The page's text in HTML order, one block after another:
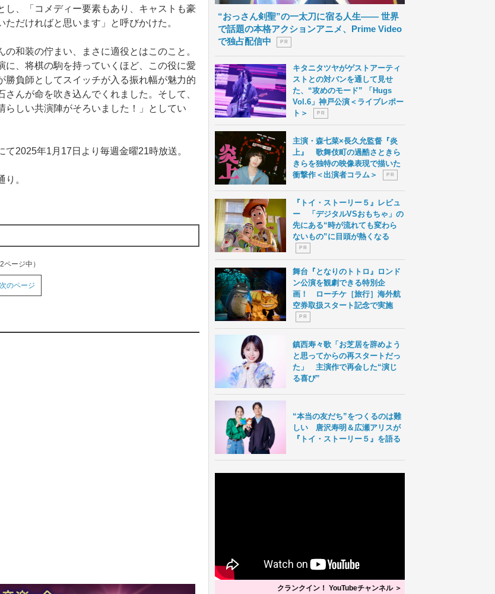
し、「コメディー要素もあり、キャストも豪
だければと思います」と呼びかけた。
和装の佇まい、まさに適役とはこのこと。
、将棋の駒を持っていくほど、この役に愛
負師としてスイッチが入る振れ幅が魅力的
んが命を吹き込んでくれました。そして、
しい共演陣がそろいました！」としてい
2025年1月17日より毎週金曜21時放送。
。
2ページ中）
次のページ
“おっさん剣聖”の一太刀に宿る人生―― 世界
で話題の本格アクションアニメ、Prime Video
で独占配信中
P R
キタニタツヤがゲストアーティ
ストとの対バンを通して見せ
た、“攻めのモード” 「Hugs
Vol.6」神戸公演＜ライブレポー
ト＞
P R
主演・森七菜×長久允監督『炎
上』 歌舞伎町の過酷さときら
きらを独特の映像表現で描いた
衝撃作＜出演者コラム＞
P R
『トイ・ストーリー５』レビュ
ー 「デジタルVSおもちゃ」の
先にある“時が流れても変わら
ないもの”に目頭が熱くなる
P R
舞台『となりのトトロ』ロンド
ン公演を観劇できる特別企
画！ ローチケ［旅行］海外航
空券取扱スタート記念で実施
P R
鎮西寿々歌「お芝居を辞めよう
と思ってからの再スタートだっ
た」 主演作で再会した“演じ
る喜び”
“本当の友だち”をつくるのは難
しい 唐沢寿明＆広瀬アリスが
『トイ・ストーリー５』を語る
クランクイン！ YouTubeチャンネル ＞